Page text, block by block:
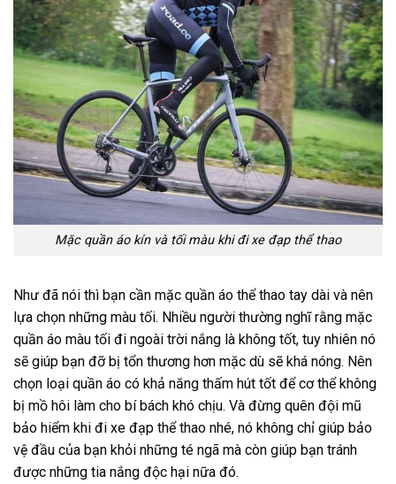
Mặc quần áo kín và tối màu khi đi xe đạp thể thao
Như đã nói thì bạn cần mặc quần áo thể thao tay dài và nên
lựa chọn những màu tối. Nhiều người thường nghĩ rằng mặc
quần áo màu tối đi ngoài trời nắng là không tốt, tuy nhiên nó
sẽ giúp bạn đỡ bị tổn thương hơn mặc dù sẽ khá nóng. Nên
chọn loại quần áo có khả năng thấm hút tốt để cơ thể không
bị mồ hôi làm cho bí bách khó chịu. Và đừng quên đội mũ
bảo hiểm khi đi xe đạp thể thao nhé, nó không chỉ giúp bảo
vệ đầu của bạn khỏi những té ngã mà còn giúp bạn tránh
được những tia nắng độc hại nữa đó.